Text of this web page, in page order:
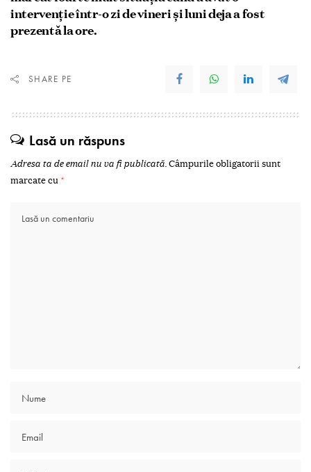
intervenție într-o zi de vineri și luni deja a fost
prezentă la ore.
SHARE PE
Lasă un răspuns
Adresa ta de email nu va fi publicată.Câmpurile obligatorii sunt
marcate cu *